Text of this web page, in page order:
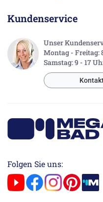
Kundenservice
Unser
Montag - Freitag:
Samstag: 9 - 17
Folgen Sie uns: